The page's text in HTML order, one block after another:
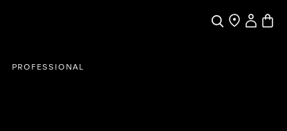
HľadaťNájditeMôj účet
PROFESSIONAL